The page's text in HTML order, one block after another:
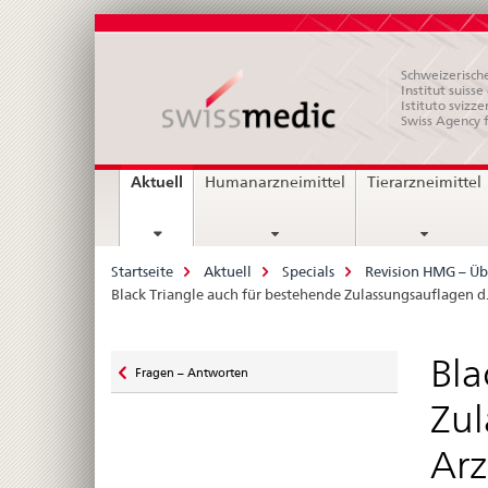
Institut
Istituto
Swiss
Hauptnavigation
Aktuell current
Humanarzneimittel Tierarzneimittel
Breadcrumb
Startseite Aktuell Specials Revision HMG –
Black Triangle auch für bestehende
zu
Fragen – Antworten